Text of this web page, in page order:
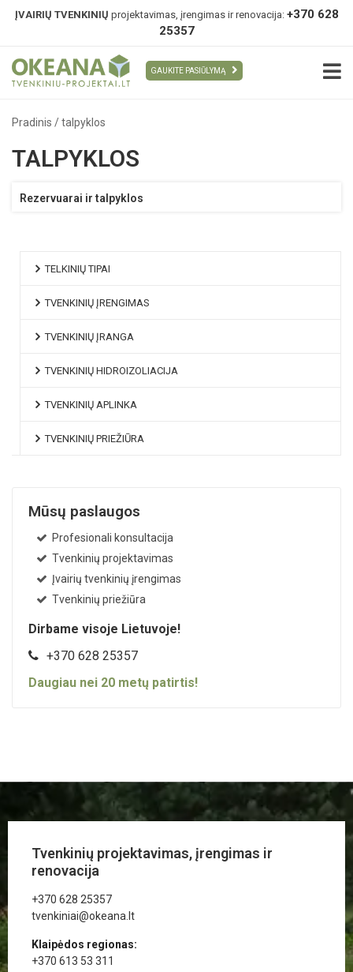
ĮVAIRIŲ TVENKINIŲ projektavimas, įrengimas ir renovacija: +370 628
25357
GAUKITE PASIŪLYMĄ
Pradinis /talpyklos
TELKINIŲ TIPAI
TVENKINIŲ ĮRENGIMAS
TVENKINIŲ ĮRANGA
TVENKINIŲ HIDROIZOLIACIJA
TVENKINIŲ APLINKA
TVENKINIŲ PRIEŽIŪRA
Mūsų paslaugos
Profesionali konsultacija
Tvenkinių projektavimas
Įvairių tvenkinių įrengimas
Tvenkinių priežiūra
Dirbame visoje Lietuvoje!
+370 628 25357
Daugiau nei 20 metų patirtis!
TALPYKLOS
Rezervuarai ir talpyklos
Tvenkinių projektavimas, įrengimas ir
renovacija
+370 628 25357
tvenkiniai@okeana.lt
Klaipėdos regionas:
+370 613 53 311